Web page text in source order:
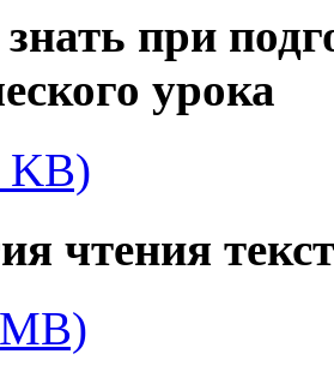
при
урока
KB)
чтения